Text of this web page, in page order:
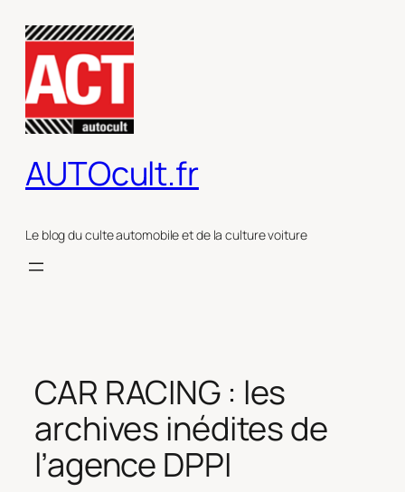
contenu
AUTOcult.fr
Le blog du culte automobile et de la culture voiture
CAR RACING : les
archives inédites de
l’agence DPPI